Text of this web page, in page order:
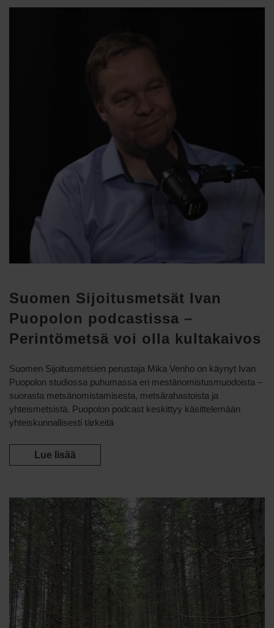
Suomen Sijoitusmetsät Ivan
Puopolon podcastissa –
Perintömetsä voi olla kultakaivos
Suomen Sijoitusmetsien perustaja Mika Venho on käynyt Ivan
Puopolon studiossa puhumassa eri mestänomistusmuodoista –
suorasta metsänomistamisesta, metsärahastoista ja
yhteismetsistä. Puopolon podcast keskittyy käsittelemään
yhteiskunnallisesti tärkeitä
Lue lisää